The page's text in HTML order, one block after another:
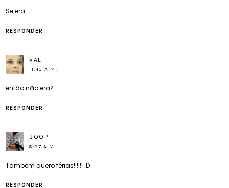
Se era...
RESPONDER
VAL
11:43 A.M.
então não era?
RESPONDER
BOOP
8:27 A.M.
Também quero férias!!!!!! :D
RESPONDER